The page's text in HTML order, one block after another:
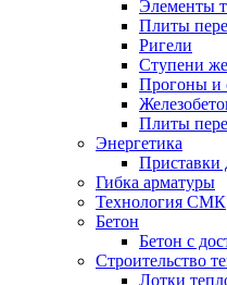
Элементы
Плиты
Ригели
Ступени
Прогоны и
Плиты
Энергетика
Гибка арматуры
Технология СМК
Бетон
Бетон с
Строительство
Лотки